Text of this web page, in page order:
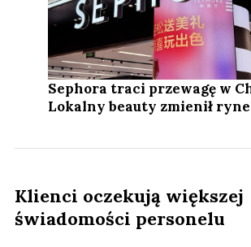
Sephora traci przewagę w
Lokalny beauty zmienił
Klienci oczekują większej
świadomości personelu